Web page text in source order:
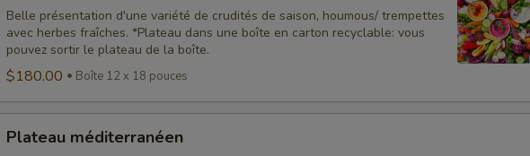
légumes
Belle présentation d'une variété de crudités de saison, houmous/ trempettes
avec herbes fraîches. *Plateau dans une boîte en carton recyclable: vous
pouvez sortir le plateau de la boîte.
$180.00 Boîte 12 x 18 pouces
méditerranéen
Plateau méditerranéen